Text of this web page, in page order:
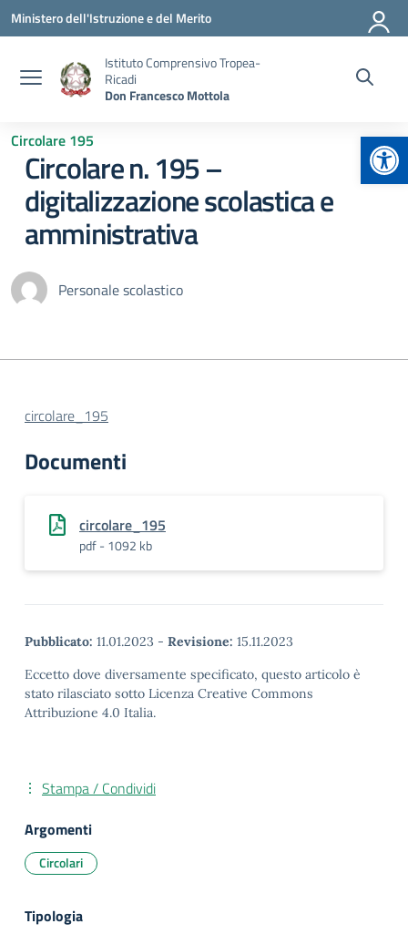
Vai ai contenuti
Vai al menu di navigazione
Vai al footer
Ministero dell'Istruzione e del Merito
Istituto Comprensivo Tropea-
Ricadi
Don Francesco Mottola
Circolare 195
Circolare n. 195 –
digitalizzazione scolastica e
amministrativa
Personale scolastico
circolare_195
Documenti
circolare_195
pdf - 1092 kb
Pubblicato: 11.01.2023 - Revisione: 15.11.2023
Eccetto dove diversamente specificato, questo articolo è
stato rilasciato sotto Licenza Creative Commons
Attribuzione 4.0 Italia.
Stampa / Condividi
Argomenti
Circolari
Tipologia